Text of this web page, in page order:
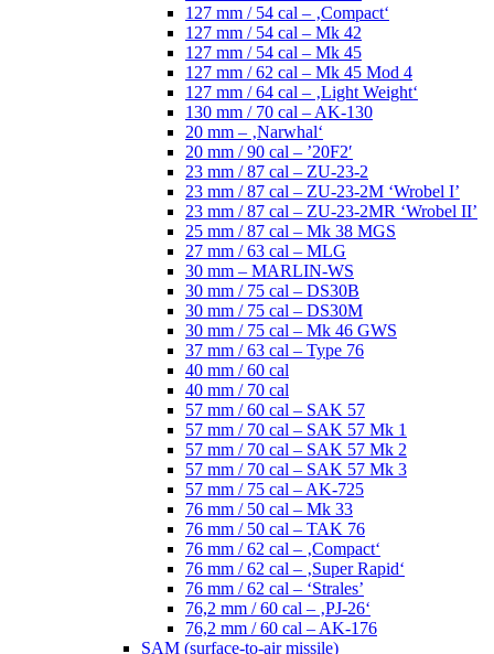
127 mm / 54 cal – ‚Compact‘
127 mm / 54 cal – Mk 42
127 mm / 54 cal – Mk 45
127 mm / 62 cal – Mk 45 Mod 4
127 mm / 64 cal – ‚Light Weight‘
130 mm / 70 cal – AK-130
20 mm – ‚Narwhal‘
20 mm / 90 cal – ’20F2′
23 mm / 87 cal – ZU-23-2
23 mm / 87 cal – ZU-23-2M ‘Wrobel I’
23 mm / 87 cal – ZU-23-2MR ‘Wrobel II’
25 mm / 87 cal – Mk 38 MGS
27 mm / 63 cal – MLG
30 mm – MARLIN-WS
30 mm / 75 cal – DS30B
30 mm / 75 cal – DS30M
30 mm / 75 cal – Mk 46 GWS
37 mm / 63 cal – Type 76
40 mm / 60 cal
40 mm / 70 cal
57 mm / 60 cal – SAK 57
57 mm / 70 cal – SAK 57 Mk 1
57 mm / 70 cal – SAK 57 Mk 2
57 mm / 70 cal – SAK 57 Mk 3
57 mm / 75 cal – AK-725
76 mm / 50 cal – Mk 33
76 mm / 50 cal – TAK 76
76 mm / 62 cal – ‚Compact‘
76 mm / 62 cal – ‚Super Rapid‘
76 mm / 62 cal – ‘Strales’
76,2 mm / 60 cal – ‚PJ-26‘
76,2 mm / 60 cal – AK-176
SAM (surface-to-air missile)